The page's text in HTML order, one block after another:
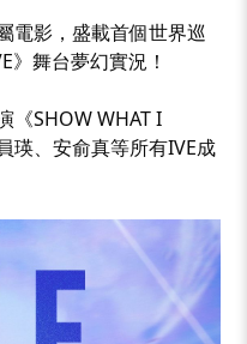
電影，盛載首個世界巡
》舞台夢幻實況！
《SHOW WHAT I
瑛、安俞真等所有IVE成